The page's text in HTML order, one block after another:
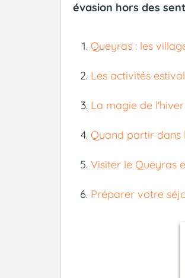
évasion hors des
Queyras : les
Les activités
La magie de
Quand partir dans
Visiter le Queyras
Préparer votre